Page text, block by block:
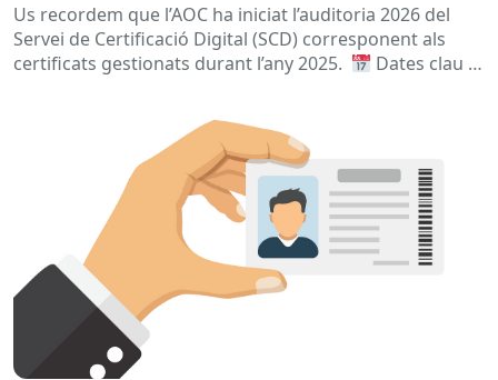
Us recordem que l’AOC ha iniciat l’auditoria 2026 del
Servei de Certificació Digital (SCD) corresponent als
certificats gestionats durant l’any 2025.
Dates clau